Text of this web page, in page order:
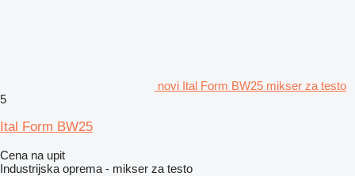
novi Ital Form BW25 mikser za testo
5
Ital Form BW25
Cena na upit
Industrijska oprema - mikser za testo